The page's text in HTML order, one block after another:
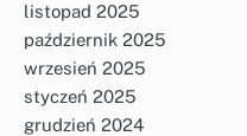
listopad 2025
październik 2025
wrzesień 2025
styczeń 2025
grudzień 2024